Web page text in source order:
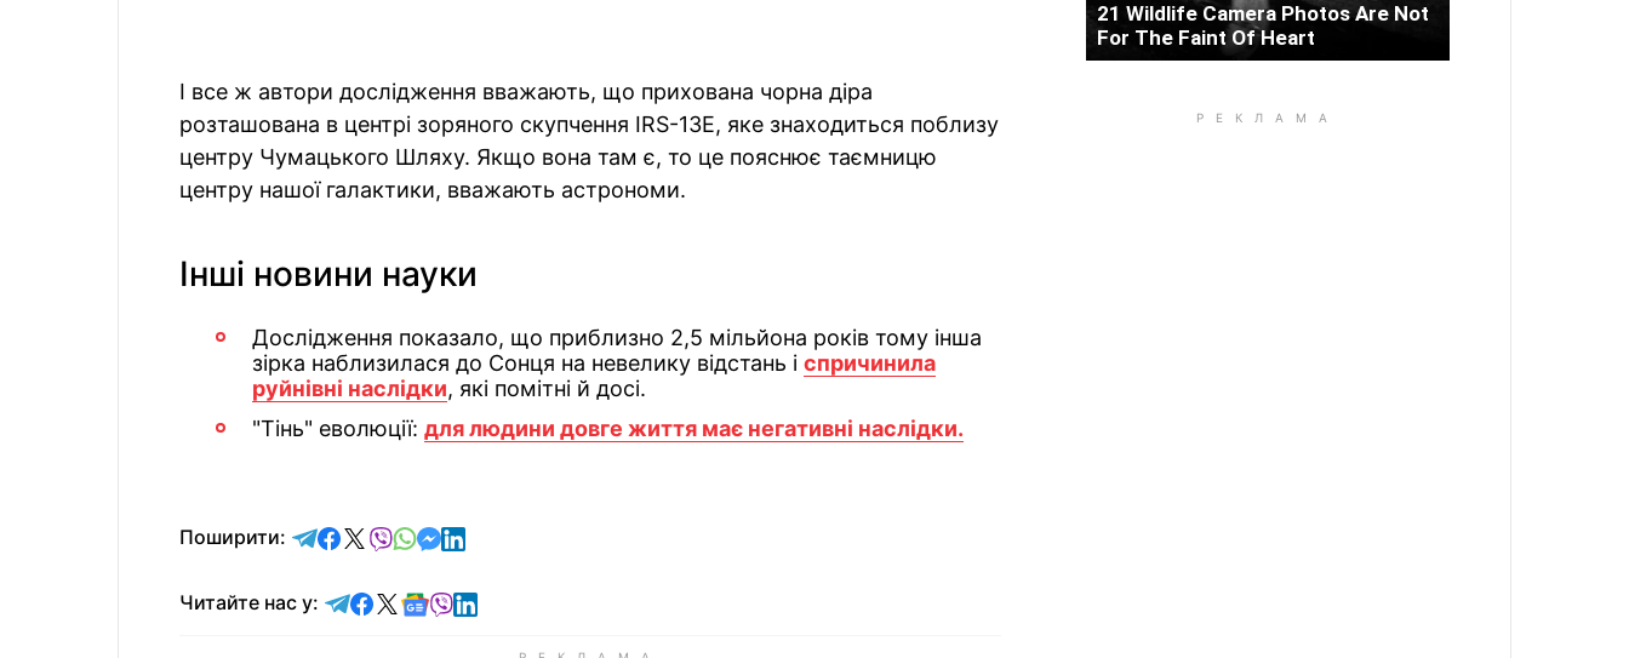
І все ж автори дослідження вважають, що прихована чорна діра
розташована в центрі зоряного скупчення IRS-13E, яке знаходиться поблизу
центру Чумацького Шляху. Якщо вона там є, то це пояснює таємницю
центру нашої галактики, вважають астрономи.
Інші новини науки
Дослідження показало, що приблизно 2,5 мільйона років тому інша
зірка наблизилася до Сонця на невелику відстань і спричинила
руйнівні наслідки, які помітні й досі.
"Тінь" еволюції: для людини довге життя має негативні наслідки.
Поширити: відправити у Telegram
поділитись у Facebook
поділитись у X
відправити у Viber
відправити у Whatsapp
відправити у Messenger
відправити у LinkedIn
Читайте нас у: Читайте у Telegram
Читайте у Facebook
Читайте у X
Читайте у Google news
Читайте у Viber
Читайте у LinkedIn
21 Wildlife Camera Photos Are Not
For The Faint Of Heart